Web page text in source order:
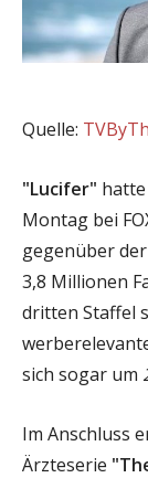
Quelle:
"Lucifer"
Montag bei
gegenüber
3,8 Millionen
dritten Staffel
sich sogar um
Im Anschluss
Ärzteserie